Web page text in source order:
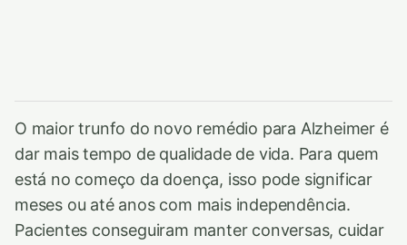
O maior trunfo do novo remédio para Alzheimer é
dar mais tempo de qualidade de vida. Para quem
está no começo da doença, isso pode significar
meses ou até anos com mais independência.
Pacientes conseguiram manter conversas, cuidar